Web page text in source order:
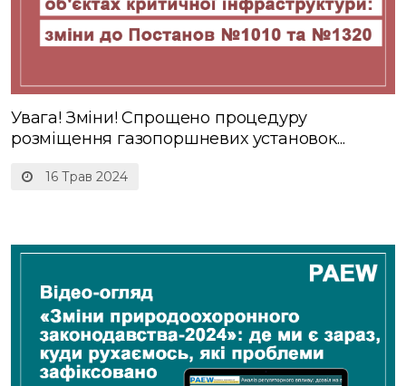
16 Трав 2024
Увага! Зміни! Спрощено процедуру
розміщення газопоршневих установок...